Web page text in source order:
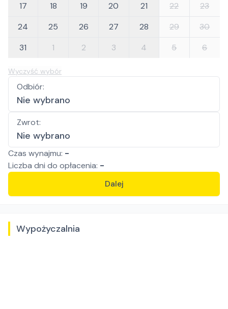
17
18 19 20 21 22
23
24
25 26 27 28 29
30
31
1 2 3 4 5 6
Wyczyść wybór
Odbiór:
Nie wybrano
Zwrot:
Nie wybrano
Czas wynajmu: -
Liczba dni do opłacenia: -
Dalej
Wypożyczalnia